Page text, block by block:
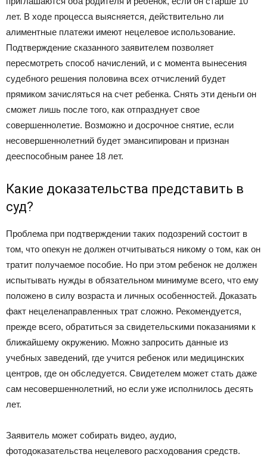
лет. В ходе процесса выясняется, действительно ли
алиментные платежи имеют нецелевое использование.
Подтверждение сказанного заявителем позволяет
пересмотреть способ начислений, и с момента вынесения
судебного решения половина всех отчислений будет
прямиком зачисляться на счет ребенка. Снять эти деньги он
сможет лишь после того, как отпразднует свое
совершеннолетие. Возможно и досрочное снятие, если
несовершеннолетний будет эмансипирован и признан
дееспособным ранее 18 лет.
Какие доказательства представить в
суд?
Проблема при подтверждении таких подозрений состоит в
том, что опекун не должен отчитываться никому о том, как он
тратит получаемое пособие. Но при этом ребенок не должен
испытывать нужды в обязательном минимуме всего, что ему
положено в силу возраста и личных особенностей. Доказать
факт нецеленаправленных трат сложно. Рекомендуется,
прежде всего, обратиться за свидетельскими показаниями к
ближайшему окружению. Можно запросить данные из
учебных заведений, где учится ребенок или медицинских
центров, где он обследуется. Свидетелем может стать даже
сам несовершеннолетний, но если уже исполнилось десять
лет.
Заявитель может собирать видео, аудио,
фотодоказательства нецелевого расходования средств.